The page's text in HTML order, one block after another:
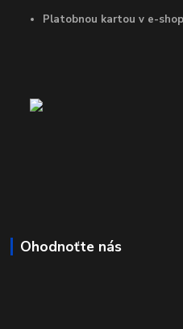
Platobnou kartou v e-
Ohodnoťte nás